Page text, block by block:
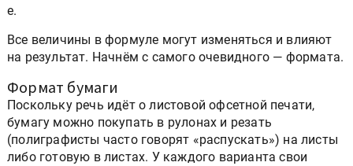
е.
Все величины в формуле могут изменяться и влияют
на результат. Начнём с самого очевидного — формата.
Формат бумаги
Поскольку речь идёт о листовой офсетной печати,
бумагу можно покупать в рулонах и резать
(полиграфисты часто говорят «распускать») на листы
либо готовую в листах. У каждого варианта свои